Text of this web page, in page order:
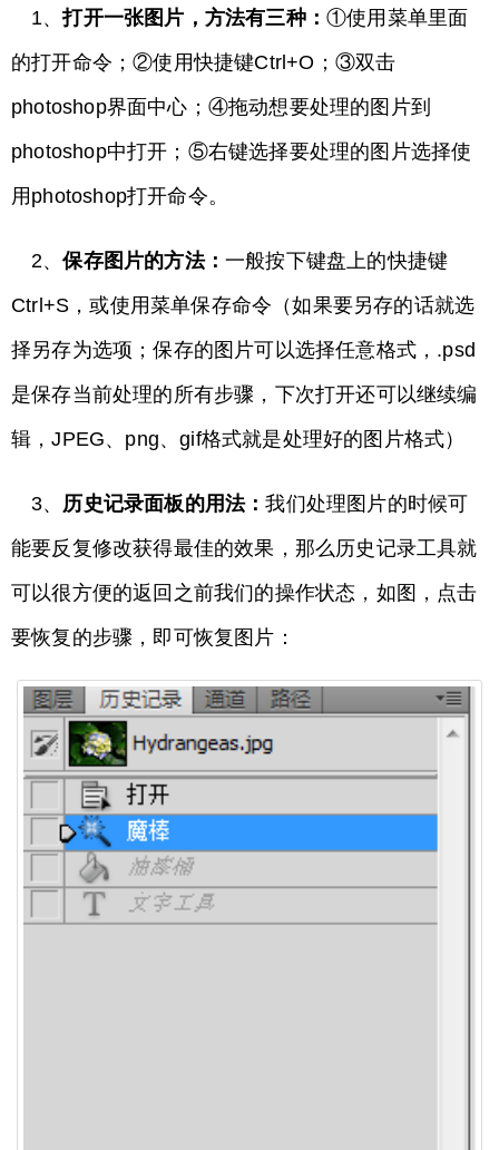
1、打开一张图片，方法有三种：①使用菜单里面
的打开命令；②使用快捷键Ctrl+O；③双击
photoshop界面中心；④拖动想要处理的图片到
photoshop中打开；⑤右键选择要处理的图片选择使
用photoshop打开命令。
2、保存图片的方法：一般按下键盘上的快捷键
Ctrl+S，或使用菜单保存命令（如果要另存的话就选
择另存为选项；保存的图片可以选择任意格式，.psd
是保存当前处理的所有步骤，下次打开还可以继续编
辑，JPEG、png、gif格式就是处理好的图片格式）
3、 历史记录面板的用法：​我们处理图片的时候可
能要反复修改获得最佳的效果，那么历史记录工具就
可以很方便的返回之前我们的操作状态，如图，点击
要恢复的步骤，即可恢复图片：